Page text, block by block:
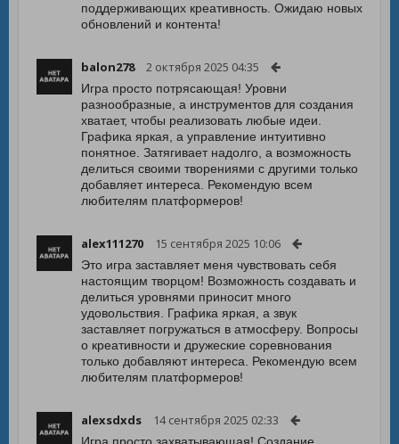
поддерживающих креативность. Ожидаю новых
обновлений и контента!
balon278 2 октября 2025 04:35
Игра просто потрясающая! Уровни
разнообразные, а инструментов для создания
хватает, чтобы реализовать любые идеи.
Графика яркая, а управление интуитивно
понятное. Затягивает надолго, а возможность
делиться своими творениями с другими только
добавляет интереса. Рекомендую всем
любителям платформеров!
alex111270 15 сентября 2025 10:06
Это игра заставляет меня чувствовать себя
настоящим творцом! Возможность создавать и
делиться уровнями приносит много
удовольствия. Графика яркая, а звук
заставляет погружаться в атмосферу. Вопросы
о креативности и дружеские соревнования
только добавляют интереса. Рекомендую всем
любителям платформеров!
alexsdxds 14 сентября 2025 02:33